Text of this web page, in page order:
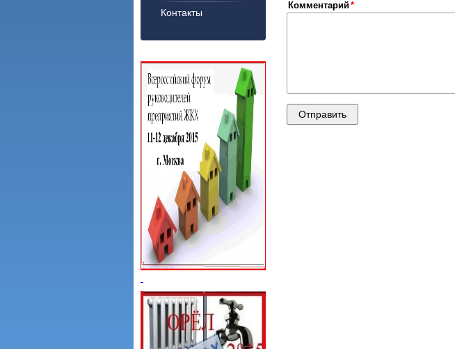
Контакты
Комментарий